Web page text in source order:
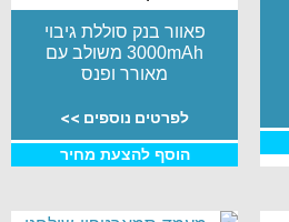
פאוור בנק סוללת גיבוי
3000mAh משולב עם
מאורר ופנס
לפרטים נוספים >>
הוסף להצעת מחיר